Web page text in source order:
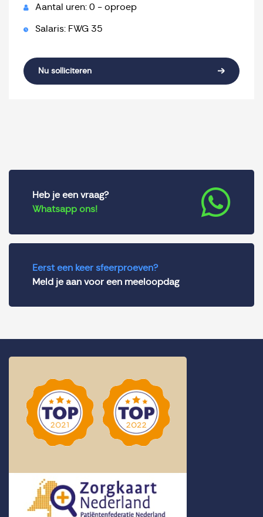
Aantal uren: 0 - oproep
Salaris: FWG 35
Nu solliciteren
Heb je een vraag?
Whatsapp ons!
Eerst een keer sfeerproeven?
Meld je aan voor een meeloopdag